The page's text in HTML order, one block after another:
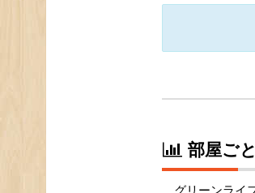
部屋ご
グリーンライ